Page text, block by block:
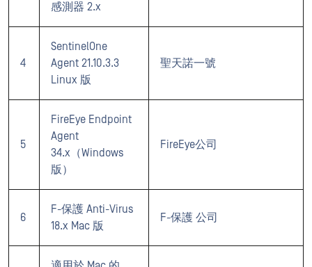
感測器 2.x
4
SentinelOne
Agent 21.10.3.3
Linux 版
聖天諾一號
5
FireEye Endpoint
Agent
34.x（Windows
版）
FireEye公司
6
F-保護 Anti-Virus
18.x Mac 版
F-保護 公司